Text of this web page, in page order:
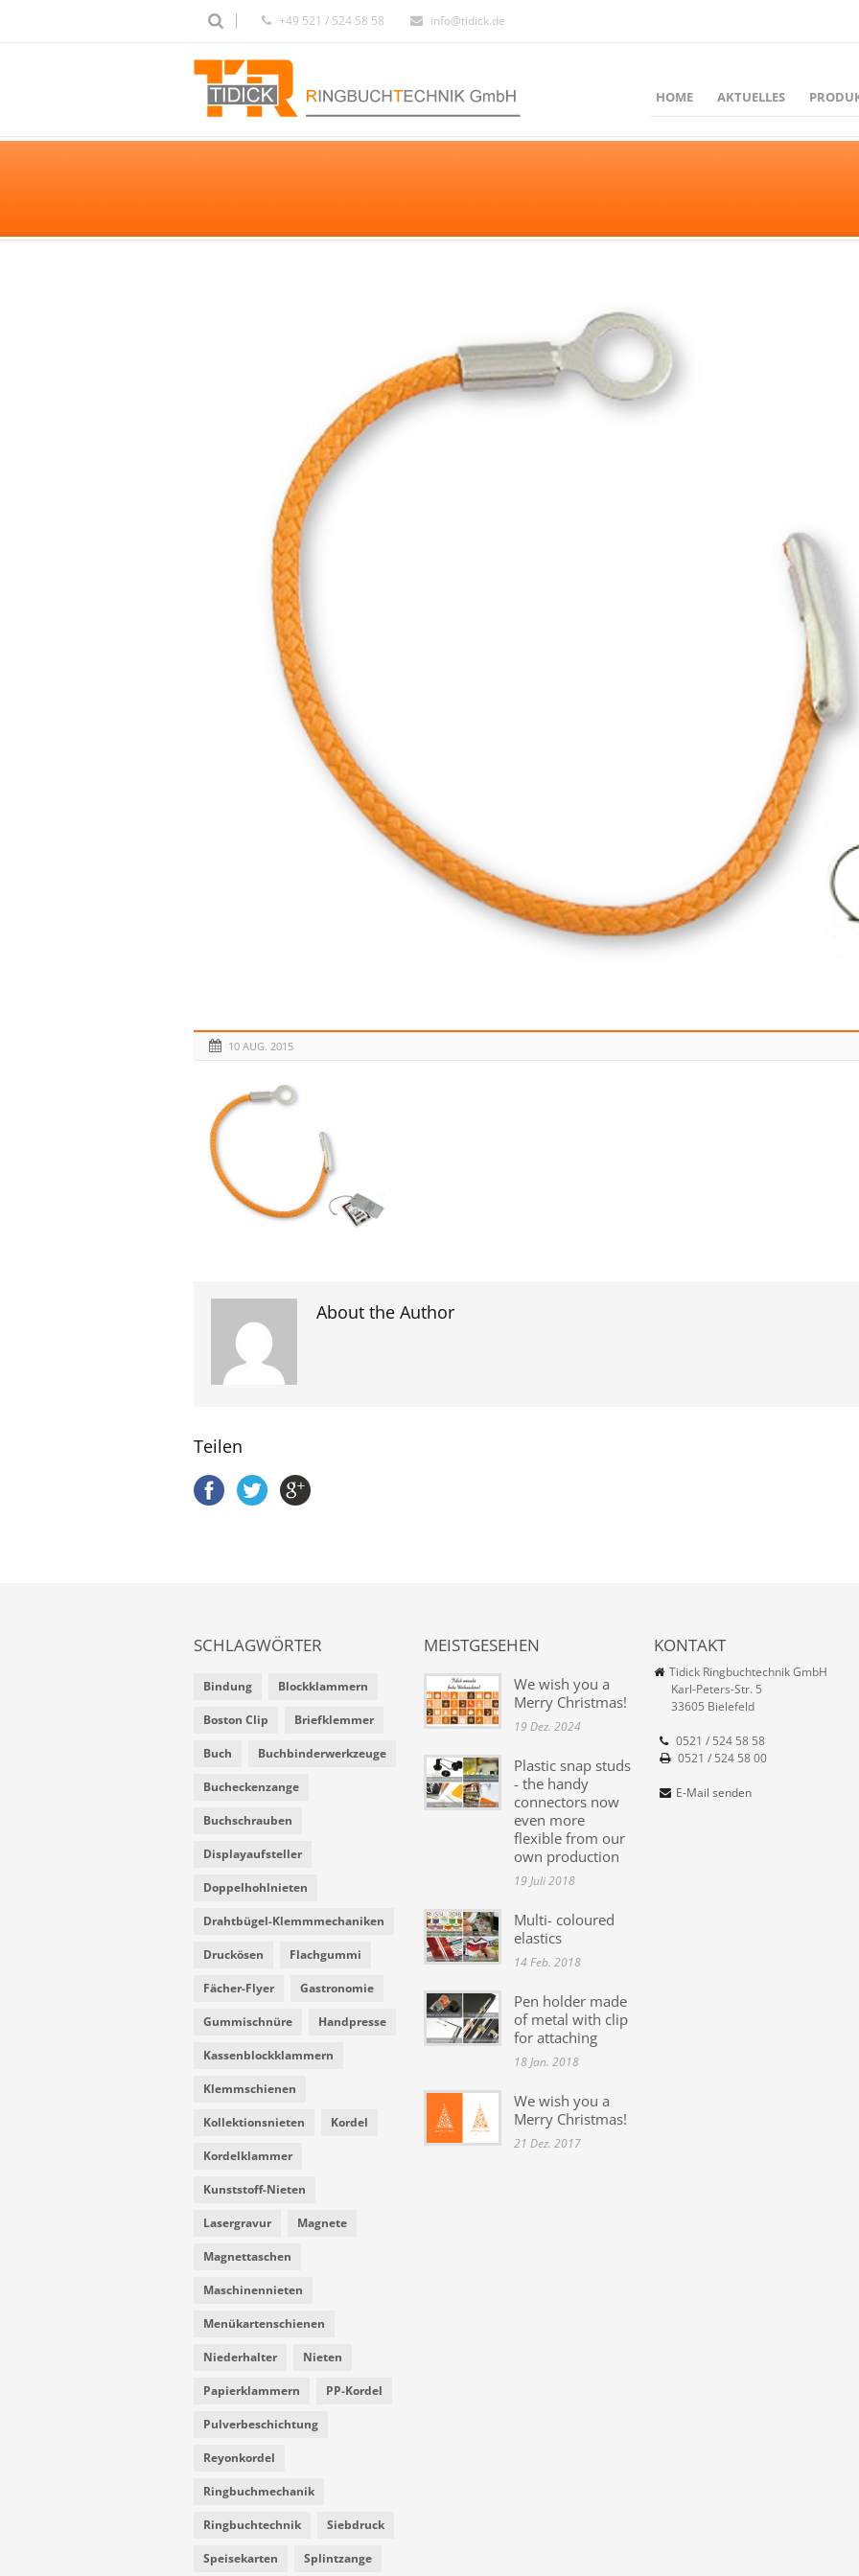
+49 521 / 524 58 58 info@tidick.de
HOME AKTUELLES
10 AUG. 2015
About the Author
Teilen
SCHLAGWÖRTER
Bindung Blockklammern
Boston Clip Briefklemmer
Buch Buchbinderwerkzeuge
Bucheckenzange
Buchschrauben
Displayaufsteller
Doppelhohlnieten
Drahtbügel-Klemmmechaniken
Druckösen Flachgummi
Fächer-Flyer Gastronomie
Gummischnüre Handpresse
Kassenblockklammern
Klemmschienen
Kollektionsnieten Kordel
Kordelklammer
Kunststoff-Nieten
Lasergravur Magnete
Magnettaschen
Maschinennieten
Menükartenschienen
Niederhalter Nieten
Papierklammern PP-Kordel
Pulverbeschichtung
Reyonkordel
Ringbuchmechanik
Ringbuchtechnik Siebdruck
Speisekarten Splintzange
MEISTGESEHEN
We wish you a
Merry Christmas!
19 Dez. 2024
Plastic snap studs
- the handy
connectors now
even more
flexible from our
own production
19 Juli 2018
Multi- coloured
elastics
14 Feb. 2018
Pen holder made
of metal with clip
for attaching
18 Jan. 2018
We wish you a
Merry Christmas!
21 Dez. 2017
KONTAKT
Tidick Ringbuchtechnik GmbH
Karl-Peters-Str. 5
33605 Bielefeld
0521 / 524 58 58
0521 / 524 58 00
E-Mail senden